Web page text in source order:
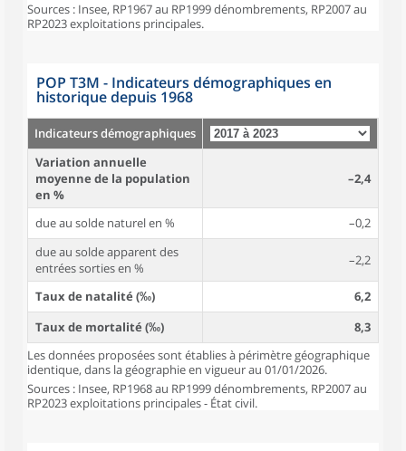
Sources : Insee, RP1967 au RP1999 dénombrements, RP2007 au
RP2023 exploitations principales.
POP T3M - Indicateurs démographiques en
historique depuis 1968
Indicateurs démographiques
Variation annuelle
moyenne de la population
en %
–2,4
due au solde naturel en %
–0,2
due au solde apparent des
entrées sorties en %
–2,2
Taux de natalité (‰)
6,2
Taux de mortalité (‰)
8,3
Les données proposées sont établies à périmètre géographique
identique, dans la géographie en vigueur au 01/01/2026.
Sources : Insee, RP1968 au RP1999 dénombrements, RP2007 au
RP2023 exploitations principales - État civil.